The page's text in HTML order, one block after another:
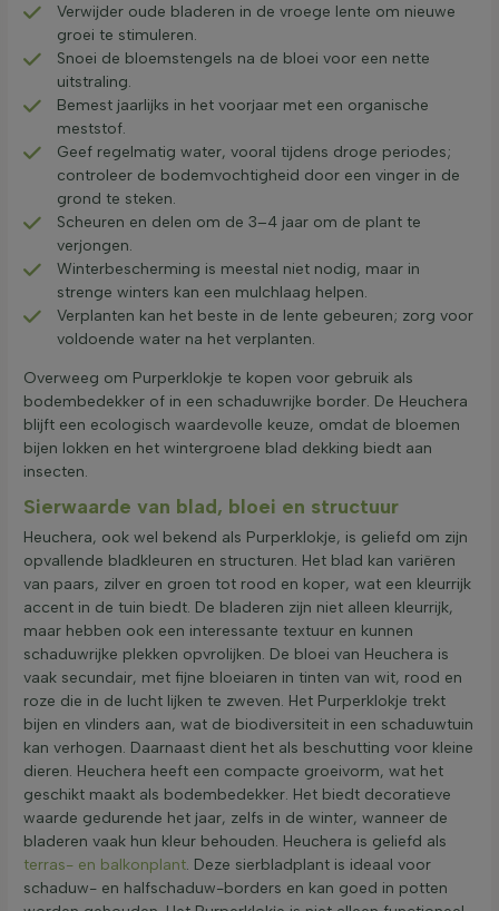
Verwijder oude bladeren in de vroege lente om nieuwe
groei te stimuleren.
Snoei de bloemstengels na de bloei voor een nette
uitstraling.
Bemest jaarlijks in het voorjaar met een organische
meststof.
Geef regelmatig water, vooral tijdens droge periodes;
controleer de bodemvochtigheid door een vinger in de
grond te steken.
Scheuren en delen om de 3–4 jaar om de plant te
verjongen.
Winterbescherming is meestal niet nodig, maar in
strenge winters kan een mulchlaag helpen.
Verplanten kan het beste in de lente gebeuren; zorg voor
voldoende water na het verplanten.
Overweeg om Purperklokje te kopen voor gebruik als
bodembedekker of in een schaduwrijke border. De Heuchera
blijft een ecologisch waardevolle keuze, omdat de bloemen
bijen lokken en het wintergroene blad dekking biedt aan
insecten.
Sierwaarde van blad, bloei en structuur
Heuchera, ook wel bekend als Purperklokje, is geliefd om zijn
opvallende bladkleuren en structuren. Het blad kan variëren
van paars, zilver en groen tot rood en koper, wat een kleurrijk
accent in de tuin biedt. De bladeren zijn niet alleen kleurrijk,
maar hebben ook een interessante textuur en kunnen
schaduwrijke plekken opvrolijken. De bloei van Heuchera is
vaak secundair, met fijne bloeiaren in tinten van wit, rood en
roze die in de lucht lijken te zweven. Het Purperklokje trekt
bijen en vlinders aan, wat de biodiversiteit in een schaduwtuin
kan verhogen. Daarnaast dient het als beschutting voor kleine
dieren. Heuchera heeft een compacte groeivorm, wat het
geschikt maakt als bodembedekker. Het biedt decoratieve
waarde gedurende het jaar, zelfs in de winter, wanneer de
bladeren vaak hun kleur behouden. Heuchera is geliefd als
terras- en balkonplant. Deze sierbladplant is ideaal voor
schaduw- en halfschaduw-borders en kan goed in potten